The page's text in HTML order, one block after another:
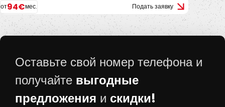
от94€мес. Подать заявку
Оставьте свой номер телефона и
получайте выгодные
предложения и скидки!